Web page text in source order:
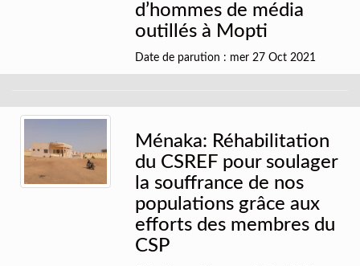
d’hommes de média
outillés à Mopti
Date de parution : mer 27 Oct 2021
Ménaka: Réhabilitation
du CSREF pour soulager
la souffrance de nos
populations grâce aux
efforts des membres du
CSP